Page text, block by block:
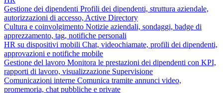
Gestione dei dipendenti Profili dei dipendenti, struttura aziendale,
autorizzazioni di accesso, Active Directory
Cultura e coinvolgimento Notizie aziendali, sondaggi, badge di
apprezzamento, tag, notifiche personali
HR su dispositivi mobili Chat, videochiamate, profili dei dipendenti,
approvazioni e notifiche mobile
Gestione del lavoro Monitora le prestazioni dei dipendenti con KPI,
rapporti di lavoro, visualizzazione Supervisione
Comunicazioni interne Comunica tramite annunci video,
promemoria, chat pubbliche e private